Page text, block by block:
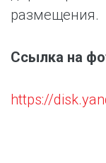
размещения.
Ссылка на
https://